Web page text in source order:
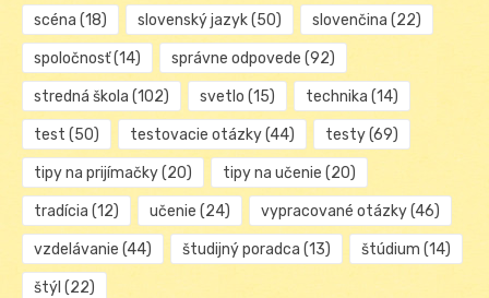
scéna (18) slovenský jazyk(50) slovenčina (22)
spoločnosť(14) správne odpovede (92)
stredná škola (102) svetlo (15) technika (14)
test (50) testovacie otázky(44) testy(69)
tipy na prijímačky(20) tipy na učenie (20)
tradícia (12) učenie (24) vypracované otázky(46)
vzdelávanie (44) študijný poradca (13) štúdium (14)
štýl (22)